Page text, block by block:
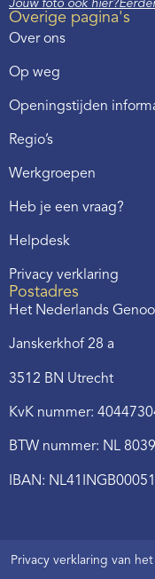
Jouw foto ook hier?
Overige pagina's
Over ons
Op weg
Openingstijden
Regio’s
Werkgroepen
Heb je een vraag?
Helpdesk
Privacy verklaring
Postadres
Het Nederlands
Janskerkhof 28 a
3512 BN Utrecht
KvK nummer:
BTW nummer: NL
IBAN:
Privacy verklaring van